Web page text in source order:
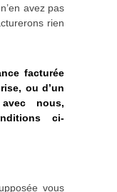
avez pas
rien
facturée
ou d’un
nous,
ci-
vous